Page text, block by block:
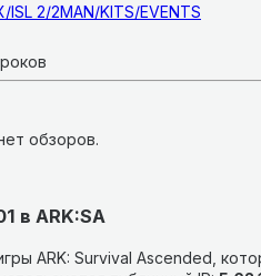
2/2MAN/KITS/EVENTS
обзоров.
в ARK:SA
ARK: Survival Ascended,